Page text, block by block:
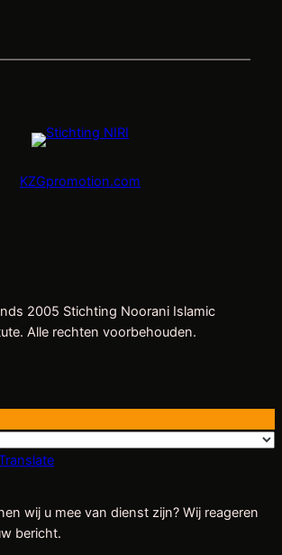
KZGpromotion.com
2005 Stichting Noorani Islamic
Alle rechten voorbehouden.
wij u mee van dienst zijn? Wij reageren
bericht.